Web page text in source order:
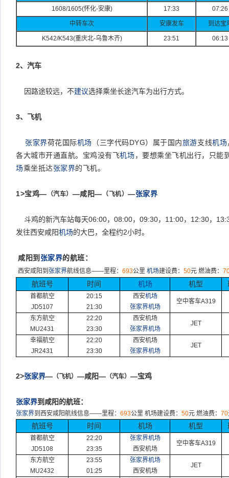
1608/1605(怀化-安康) 17:33 07:26
中转车次 安康发车 到达宝
K542/K543(重庆北-乌鲁木齐) 23:51 06:13
2、汽车
因路途较远，不建议选择乘坐长途汽车为出行方式。
3、飞机
张家界荷花国际机场 （三字代码DYG）属于国内旅游支线机场
各大城市开通直航。宝鸡没有飞机场，要想乘坐飞机出行，只能
场乘坐抵达张家界的飞机。
1>宝鸡— （汽车） —咸阳— （飞机）—张家界
斗鸡的新汽车站每天06:00， 08:00， 09:30， 11:00， 12:30，
发往西安咸阳机场的大巴，全程约2小时。
咸阳到 张家界的航班：
西安咸阳到 张家界航线信息——里程： 693公里 机场建设费： 50元 燃油费：
航班号 时间 机场 机型
首都航空
JD5107
20:15
21:30
西安机场
张家界机场
空中客车A319
东方航空
MU2431
22:20
23:30
西安机场
张家界机场
JET
幸福航空
JR2431
22:20
23:30
西安机场
张家界机场
JET
2>张家界— （飞机） —咸阳— （汽车） —宝鸡
张家界到咸阳的航班：
张家界到西安咸阳航线信息——里程： 693公里 机场建设费： 50元 燃油费： 70
航班号 时间 机场 机型
首都航空
JD5108
22:20
23:35
张家界机场
西安机场
空中客车A319
东方航空
MU2432
23:55
01:25
张家界机场
西安机场
JET